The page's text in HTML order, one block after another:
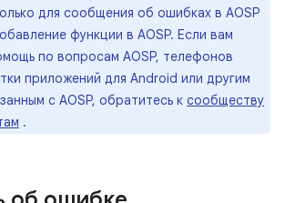
для сообщения об ошибках в AOSP
функции в AOSP. Если вам
по вопросам AOSP, телефонов
приложений для Android или другим
с AOSP, обратитесь к сообществу
.